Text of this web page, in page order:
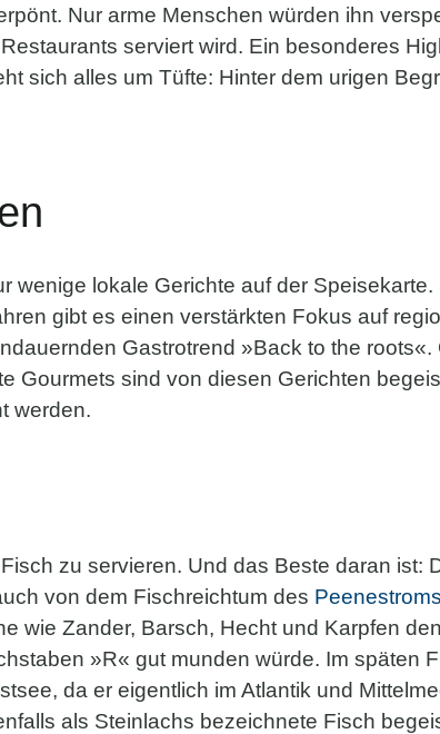
Nur arme Menschen würden ihn
serviert wird. Ein besonderes
sich alles um Tüfte: Hinter dem urigen
wenige lokale Gerichte auf der
gibt es einen verstärkten Fokus auf
Gastrotrend »Back to the
Gourmets sind von diesen Gerichten
werden.
zu servieren. Und das Beste daran ist:
von dem Fischreichtum des Peenestroms
wie Zander, Barsch, Hecht und Karpfen
»R« gut munden würde. Im späten
da er eigentlich im Atlantik und
als Steinlachs bezeichnete Fisch